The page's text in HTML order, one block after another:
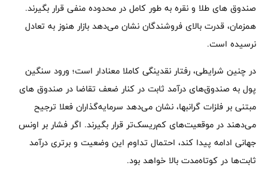
صندوق های طلا و نقره به ‌طور کامل در محدوده منفی قرار بگیرند.
همزمان، قدرت بالای فروشندگان نشان می‌دهد بازار هنوز به تعادل
نرسیده است.
در چنین شرایطی، رفتار نقدینگی کاملا معنادار است؛ ورود سنگین
پول به صندوق‌های درآمد ثابت در کنار ضعف تقاضا در صندوق های
مبتنی بر فلزات گرانبها، نشان می‌دهد سرمایه‌گذاران فعلا ترجیح
می‌دهند در موقعیت‌های کم‌ریسک‌تر قرار بگیرند. اگر فشار بر اونس
جهانی ادامه پیدا کند، احتمال تداوم این وضعیت و برتری درآمد
ثابت‌ها در کوتاه‌مدت بالا خواهد بود.